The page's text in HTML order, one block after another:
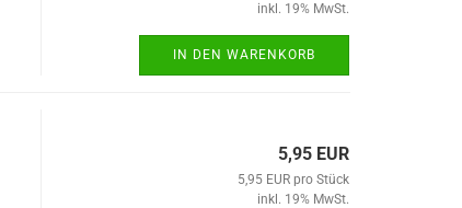
inkl. 19% MwSt.
IN DEN WARENKORB
5,95 EUR
5,95 EUR pro Stück
inkl. 19% MwSt.